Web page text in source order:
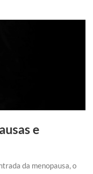
e
da menopausa, o